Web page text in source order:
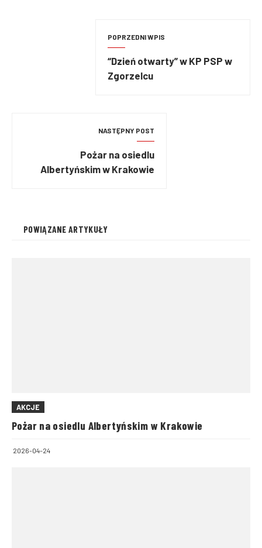
POPRZEDNI WPIS
“Dzień otwarty” w KP PSP w
Zgorzelcu
NASTĘPNY POST
Pożar na osiedlu
Albertyńskim w Krakowie
POWIĄZANE ARTYKUŁY
AKCJE
Pożar na osiedlu Albertyńskim w Krakowie
2026-04-24